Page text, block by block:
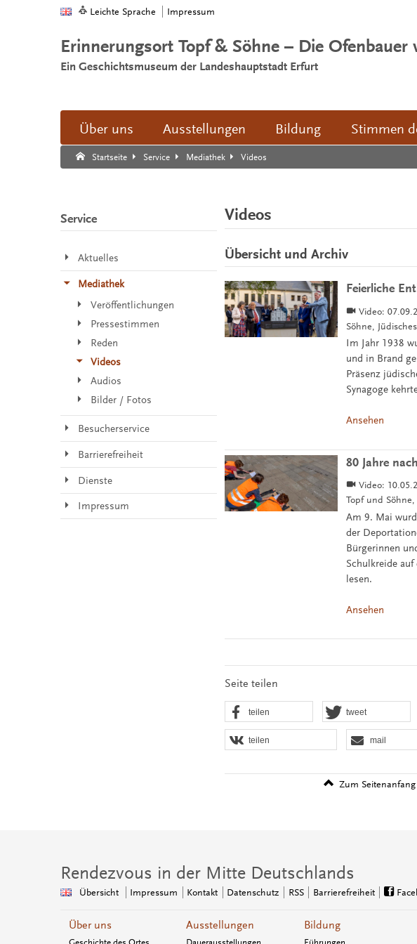
Leichte Sprache Impressum
Erinnerungsort Topf & Söhne – Die Ofenbauer
Ein Geschichtsmuseum der Landeshauptstadt Erfurt
Über uns Ausstellungen Bildung Stimmen
Startseite Service Mediathek Videos
Suche:
Suche Ende.
Videos
Übersicht und Archiv
Feierliche
Video:
Söhne,
Im Jahr 1938
und in Brand
Präsenz
Synagoge
Ansehen
80 Jahre
Video:
Topf und
Am 9. Mai
der
Bürgerinnen
Schulkreide
lesen.
Ansehen
Seite teilen
teilen tweet
teilen mail
Zum Seitenanfang
Service
Aktuelles
Mediathek
Veröffentlichungen
Pressestimmen
Reden
Videos
Audios
Bilder / Fotos
Besucherservice
Barrierefreiheit
Dienste
Impressum
Rendezvous in der Mitte Deutschlands
Übersicht Impressum Kontakt Datenschutz RSS Barrierefreiheit
Über uns Ausstellungen Bildung